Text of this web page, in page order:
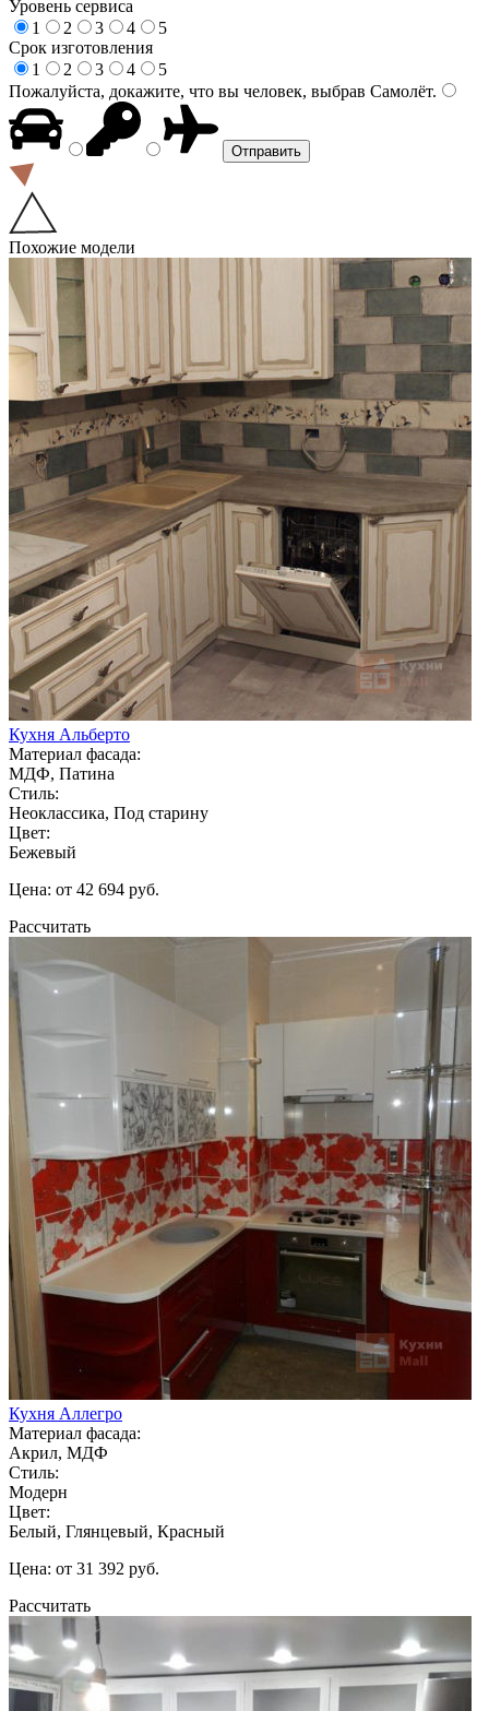
Уровень сервиса
1
2 3 4
5
Срок изготовления
1
2 3 4
5
Пожалуйста, докажите, что вы человек, выбрав Самолёт.
Похожие модели
Кухня Альберто
Материал фасада:
МДФ, Патина
Стиль:
Неоклассика, Под старину
Цвет:
Бежевый
Цена: от 42 694 руб.
Рассчитать
Кухня Аллегро
Материал фасада:
Акрил, МДФ
Стиль:
Модерн
Цвет:
Белый, Глянцевый, Красный
Цена: от 31 392 руб.
Рассчитать